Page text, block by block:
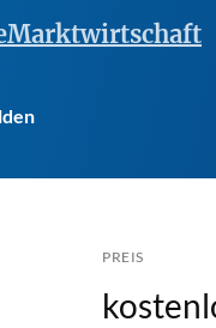
PREIS